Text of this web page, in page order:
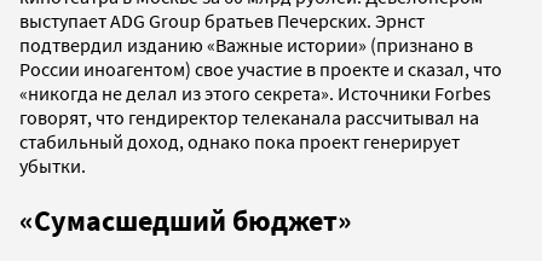
выступает ADG Group братьев Печерских. Эрнст
подтвердил изданию «Важные истории» (признано в
России иноагентом) свое участие в проекте и сказал, что
«никогда не делал из этого секрета». Источники Forbes
говорят, что гендиректор телеканала рассчитывал на
стабильный доход, однако пока проект генерирует
убытки.
«Сумасшедший бюджет»